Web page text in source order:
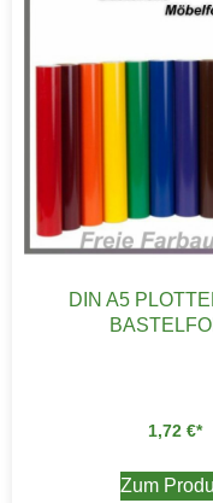
DIN A5
1,72 €
Zum